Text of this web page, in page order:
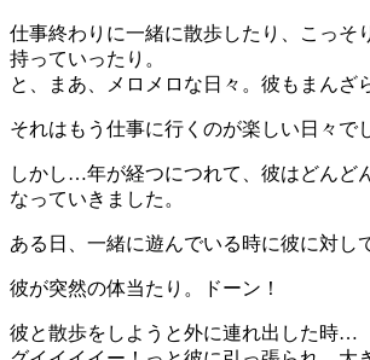
仕事終わりに一緒に散歩したり、こっそ
持っていったり。
と、まあ、メロメロな日々。彼もまんざ
それはもう仕事に行くのが楽しい日々で
しかし…年が経つにつれて、彼はどんど
なっていきました。
ある日、一緒に遊んでいる時に彼に対
彼が突然の体当たり。ドーン！
彼と散歩をしようと外に連れ出した時…